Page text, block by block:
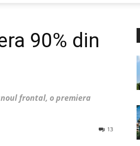
90% din
frontal, o premiera
13